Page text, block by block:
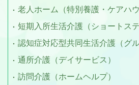
老人ホーム（特別養護・ケアハウ
短期入所生活介護（ショートステ
認知症対応型共同生活介護（グ
通所介護（デイサービス）
訪問介護（ホームヘルプ）